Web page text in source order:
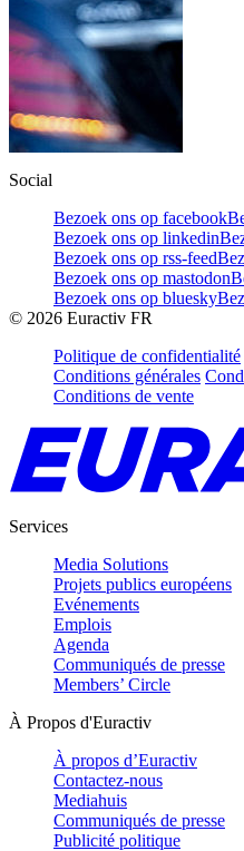
Social
Bezoek ons op facebook
Bezoek ons op linkedin
Bezoek ons op rss-feed
Bezoek ons op mastodon
Bezoek ons op bluesky
© 2026 Euractiv FR
Politique de confidentialité
Conditions générales
Conditions de vente
Services
Media Solutions
Projets publics européens
Evénements
Emplois
Agenda
Communiqués de presse
Members’ Circle
À Propos d'Euractiv
À propos d’Euractiv
Contactez-nous
Mediahuis
Communiqués de presse
Publicité politique